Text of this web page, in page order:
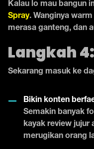
Kalau lo mau bangun
Spray. Wanginya
merasa ganteng, dan
Langkah
Sekarang masuk ke
Bikin konten
Semakin banyak
kayak review jujur
merugikan orang